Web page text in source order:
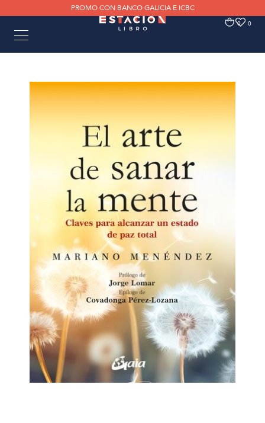
PROMO CON BANCO GALICIA E ICBC
0 0